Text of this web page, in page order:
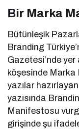
Bir Marka
Bütünleşik
Branding
Gazetesi’nde
köşesinde Marka
yazılar
yazısında
Manifestosu
girişinde şu